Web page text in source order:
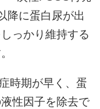
降に蛋白尿が出
っかり維持する
時期が早く、蛋
性因子を除去で